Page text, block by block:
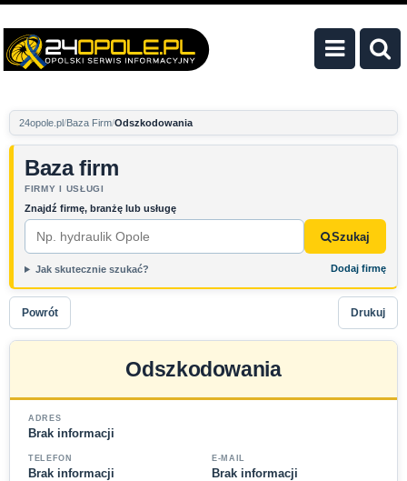
24opole.pl Baza Firm Odszkodowania
Baza firm
FIRMY I USŁUGI
Znajdź firmę, branżę lub usługę
Szukaj
Jak skutecznie szukać? Dodaj firmę
Powrót Drukuj
Odszkodowania
ADRES
Brak informacji
TELEFON
Brak informacji
E-MAIL
Brak informacji